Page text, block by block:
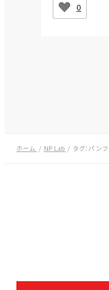
0
ホーム NP Lab タグ: パン